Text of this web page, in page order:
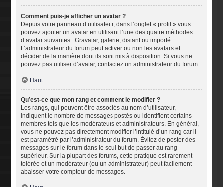
Comment puis-je afficher un avatar ?
Depuis votre panneau d’utilisateur, dans l’onglet « profil » vous
pouvez ajouter un avatar en utilisant l’une des quatre méthodes
d’avatar suivantes : Gravatar, galerie, distant ou importé.
L’administrateur du forum peut activer ou non les avatars et
décider de la manière dont ils sont mis à disposition. Si vous ne
pouvez pas utiliser d’avatar, contactez un administrateur du forum.
Haut
Qu’est-ce que mon rang et comment le modifier ?
Les rangs, qui peuvent être associés au nom d’utilisateur,
indiquent le nombre de messages postés ou identifient certains
membres tels que les modérateurs et administrateurs. En général,
vous ne pouvez pas directement modifier l’intitulé d’un rang car il
est paramétré par l’administrateur du forum. Évitez de poster des
messages sur le forum dans le seul but de passer au rang
supérieur. Sur la plupart des forums, cette pratique est rarement
tolérée et un modérateur (ou un administrateur) peut facilement
abaisser votre compteur de messages.